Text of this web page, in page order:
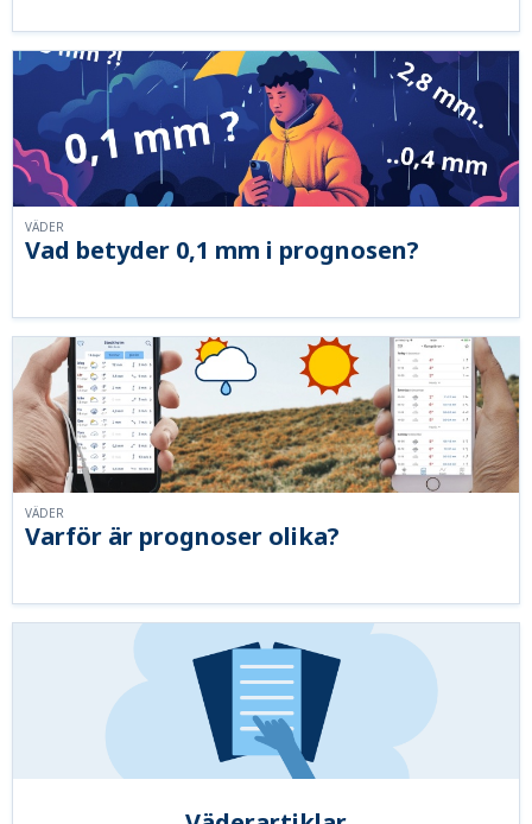
Vad betyder 0,1 mm i prognosen?
VÄDER
Varför är prognoser olika?
VÄDER